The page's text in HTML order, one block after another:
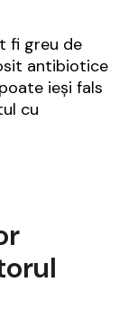
fi greu de
antibiotice
ieși fals
cu